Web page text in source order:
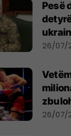
Pesë
26/07/
e
26/07/